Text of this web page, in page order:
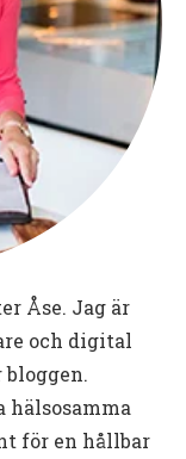
Åse. Jag är
och digital
hälsosamma
för en hållbar